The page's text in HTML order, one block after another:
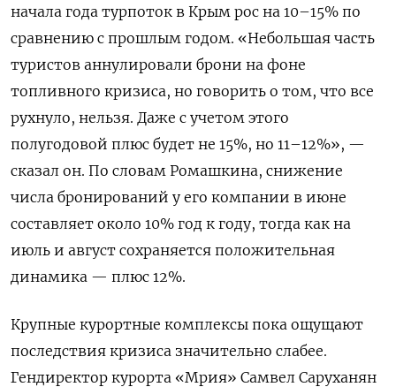
начала года турпоток в Крым рос на 10–15% по
сравнению с прошлым годом. «Небольшая часть
туристов аннулировали брони на фоне
топливного кризиса, но говорить о том, что все
рухнуло, нельзя. Даже с учетом этого
полугодовой плюс будет не 15%, но 11–12%», —
сказал он. По словам Ромашкина, снижение
числа бронирований у его компании в июне
составляет около 10% год к году, тогда как на
июль и август сохраняется положительная
динамика — плюс 12%.
Крупные курортные комплексы пока ощущают
последствия кризиса значительно слабее.
Гендиректор курорта «Мрия» Самвел Саруханян